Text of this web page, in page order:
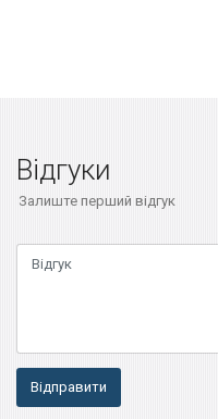
Відгуки
Залиште перший відгук
Відправити